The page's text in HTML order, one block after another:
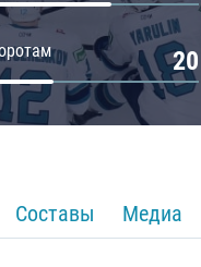
20
Составы Медиа